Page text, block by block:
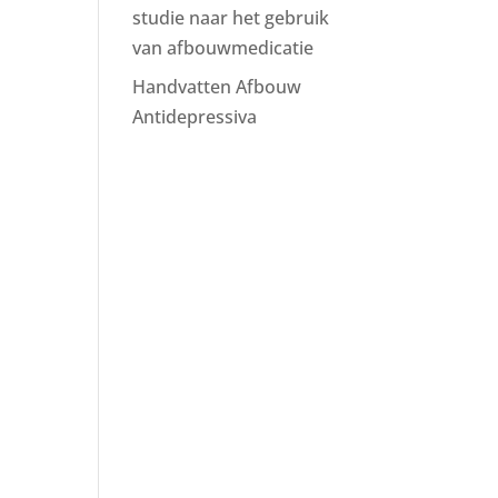
studie naar het gebruik
van afbouwmedicatie
Handvatten Afbouw
Antidepressiva